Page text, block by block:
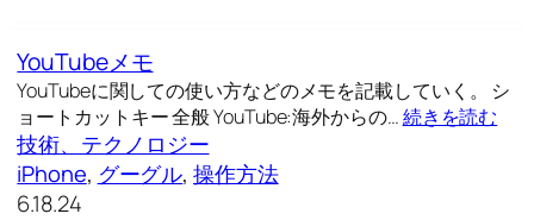
YouTubeメモ
YouTubeに関しての使い方などのメモを記載していく。 シ
ョートカットキー 全般 YouTube:海外からの…続きを読む
技術、テクノロジー
iPhone, グーグル, 操作方法
6.18.24